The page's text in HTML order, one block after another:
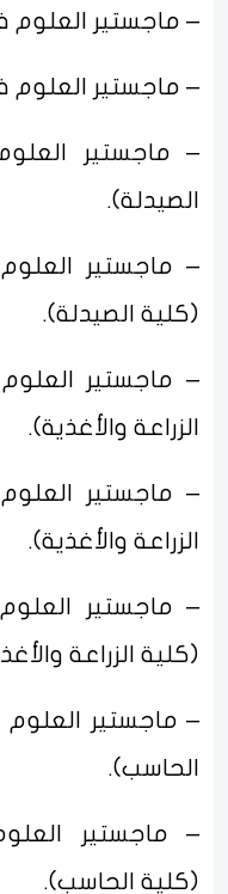
– ماجستير العلوم
– ماجستير العلوم
– ماجستير
الصيدلة).
– ماجستير
(كلية الصيدلة).
– ماجستير
الزراعة والأغذية).
– ماجستير
الزراعة والأغذية).
– ماجستير
(كلية الزراعة
– ماجستير
الحاسب).
– ماجستير
(كلية الحاسب).